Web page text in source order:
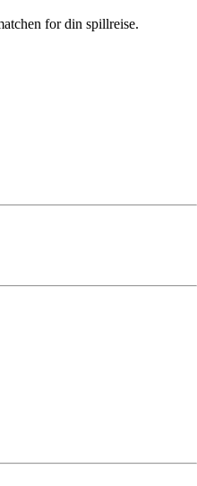
for din spillreise.